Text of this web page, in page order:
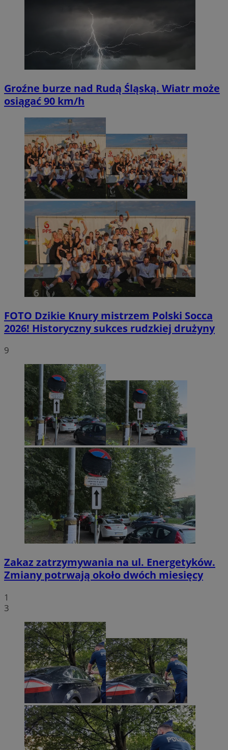
Groźne burze nad Rudą Śląską. Wiatr może
osiągać 90 km/h
FOTO Dzikie Knury mistrzem Polski Socca
2026! Historyczny sukces rudzkiej drużyny
9
Zakaz zatrzymywania na ul. Energetyków.
Zmiany potrwają około dwóch miesięcy
1
3